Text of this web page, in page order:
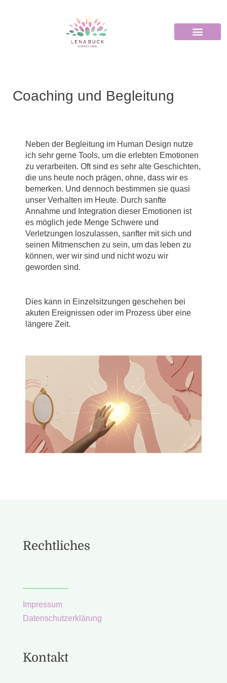
Coaching und Begleitung
Neben der Begleitung im Human Design nutze
ich sehr gerne Tools, um die erlebten Emotionen
zu verarbeiten. Oft sind es sehr alte Geschichten,
die uns heute noch prägen, ohne, dass wir es
bemerken. Und dennoch bestimmen sie quasi
unser Verhalten im Heute. Durch sanfte
Annahme und Integration dieser Emotionen ist
es möglich jede Menge Schwere und
Verletzungen loszulassen, sanfter mit sich und
seinen Mitmenschen zu sein, um das leben zu
können, wer wir sind und nicht wozu wir
geworden sind.
Dies kann in Einzelsitzungen geschehen bei
akuten Ereignissen oder im Prozess über eine
längere Zeit.
Rechtliches
Impressum
Datenschutzerklärung
Kontakt